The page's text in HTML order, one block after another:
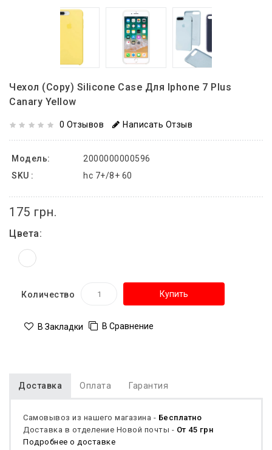
Чехол (copy) Silicone Case Для Iphone 7 Plus
Canary Yellow
0 Отзывов Написать Отзыв
Модель:
2000000000596
SKU :
hc 7+/8+ 60
175 грн.
Цвета:
Количество Купить
В Закладки В Сравнение
Доставка Оплата Гарантия
Самовывоз из нашего магазина - Бесплатно
Доставка в отделение Новой почты - От 45 грн
Подробнее о доставке